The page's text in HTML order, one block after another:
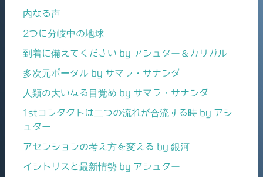
内なる声
2つに分岐中の地球
到着に備えてください by アシュター＆カリガル
多次元ポータル by サマラ・サナンダ
人類の大いなる目覚め by サマラ・サナンダ
1stコンタクトは二つの流れが合流する時 by アシ
ュター
アセンションの考え方を変える by 銀河
イシドリスと最新情勢 by アシュター